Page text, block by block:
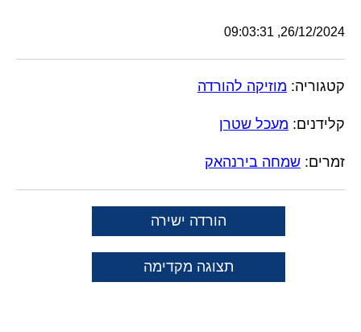
26/12/2024, 09:03:31
קטגוריה: מוזיקה להורדה
קלידנים: מעכל שטרן
זמרים: שמחה בירנהאק
הורדה ישירה
תצוגה מקדימה